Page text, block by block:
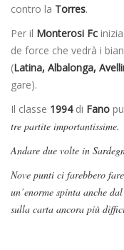
contro la Torres.
Per il Monterosi Fc
de force che vedrà i
(Latina, Albalonga,
gare).
Il classe 1994di Fano
tre partite importantissime.
Andare due volte in
Nove punti ci farebbero
un’enorme spinta anche
sulla carta ancora più